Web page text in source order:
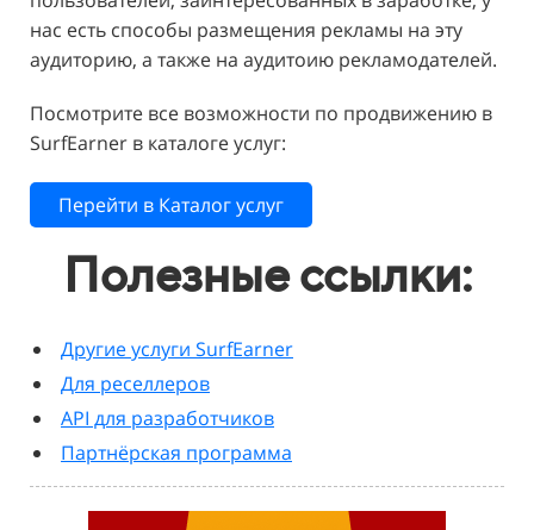
нас есть способы размещения рекламы на эту
аудиторию, а также на аудитоию рекламодателей.
Посмотрите все возможности по продвижению в
SurfEarner в каталоге услуг:
Перейти в Каталог услуг
Полезные ссылки:
Другие услуги SurfEarner
Для реселлеров
API для разработчиков
Партнёрская программа